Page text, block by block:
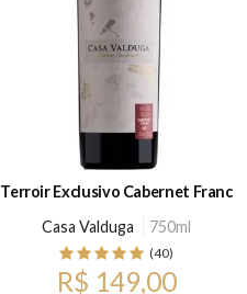
Terroir Exclusivo Cabernet Franc
Casa Valduga
750ml
(40)
R$ 149,00